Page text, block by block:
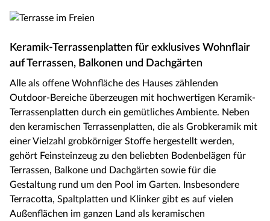
Keramik-Terrassenplatten für exklusives Wohnflair
auf Terrassen, Balkonen und Dachgärten
Alle als offene Wohnfläche des Hauses zählenden
Outdoor-Bereiche überzeugen mit hochwertigen Keramik-
Terrassenplatten durch ein gemütliches Ambiente. Neben
den keramischen Terrassenplatten, die als Grobkeramik mit
einer Vielzahl grobkörniger Stoffe hergestellt werden,
gehört Feinsteinzeug zu den beliebten Bodenbelägen für
Terrassen, Balkone und Dachgärten sowie für die
Gestaltung rund um den Pool im Garten. Insbesondere
Terracotta, Spaltplatten und Klinker gibt es auf vielen
Außenflächen im ganzen Land als keramischen